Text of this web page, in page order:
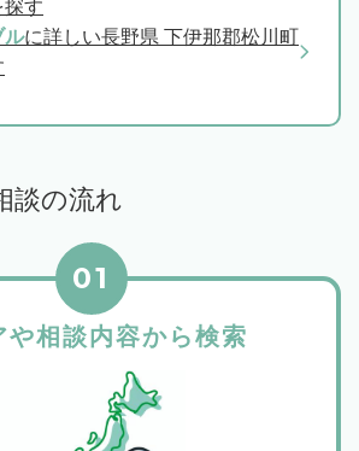
探す
ルに詳しい長野県 下伊那郡松川町
談の流れ
や相談内容から検索
01